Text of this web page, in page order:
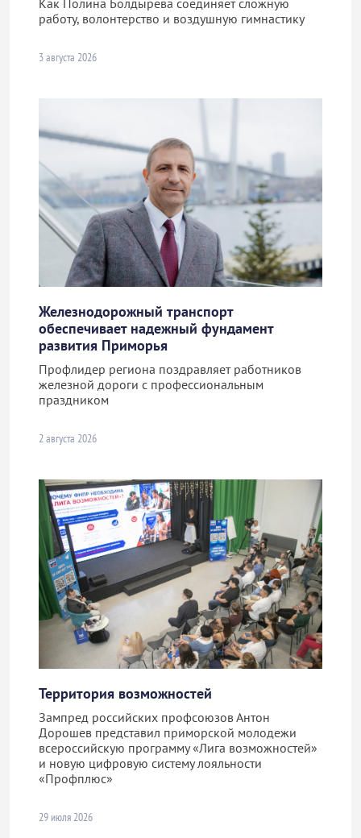
работу, волонтерство и воздушную гимнастику
3 августа 2026
Железнодорожный транспорт
обеспечивает надежный фундамент
развития Приморья
Профлидер региона поздравляет работников
железной дороги с профессиональным
праздником
2 августа 2026
Территория возможностей
Зампред российских профсоюзов Антон
Дорошев представил приморской молодежи
всероссийскую программу «Лига возможностей»
и новую цифровую систему лояльности
«Профплюс»
29 июля 2026